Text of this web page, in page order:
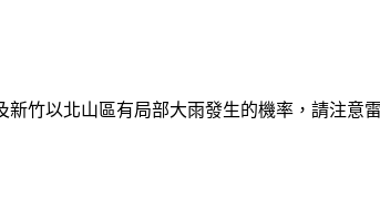
竹以北山區有局部大雨發生的機率，請注意